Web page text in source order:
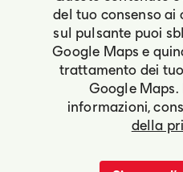
del tuo consenso ai
sul pulsante puoi
Google Maps e
trattamento dei
Google
informazioni,
della